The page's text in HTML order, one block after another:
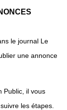
le journal Le
une annonce
Public, il vous
les étapes.